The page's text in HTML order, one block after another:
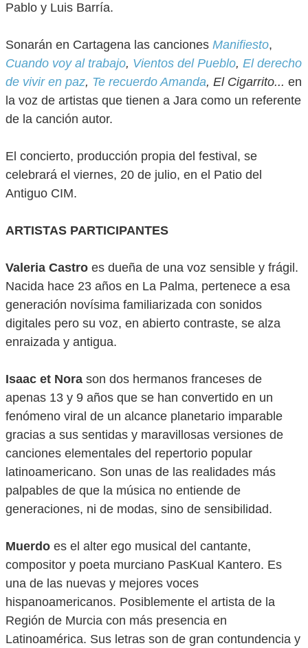
Pablo y Luis Barría.
Sonarán en Cartagena las canciones Manifiesto,
Cuando voy al trabajo, Vientos del Pueblo, El derecho
de vivir en paz, Te recuerdo Amanda, El Cigarrito... en
la voz de artistas que tienen a Jara como un referente
de la canción autor.
El concierto, producción propia del festival, se
celebrará el viernes, 20 de julio, en el Patio del
Antiguo CIM.
ARTISTAS PARTICIPANTES
Valeria Castro es dueña de una voz sensible y frágil.
Nacida hace 23 años en La Palma, pertenece a esa
generación novísima familiarizada con sonidos
digitales pero su voz, en abierto contraste, se alza
enraizada y antigua.
Isaac et Nora son dos hermanos franceses de
apenas 13 y 9 años que se han convertido en un
fenómeno viral de un alcance planetario imparable
gracias a sus sentidas y maravillosas versiones de
canciones elementales del repertorio popular
latinoamericano. Son unas de las realidades más
palpables de que la música no entiende de
generaciones, ni de modas, sino de sensibilidad.
Muerdo es el alter ego musical del cantante,
compositor y poeta murciano PasKual Kantero. Es
una de las nuevas y mejores voces
hispanoamericanos. Posiblemente el artista de la
Región de Murcia con más presencia en
Latinoamérica. Sus letras son de gran contundencia y